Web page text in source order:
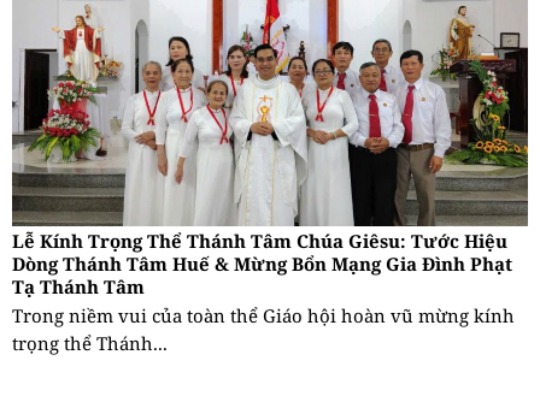
Lễ Kính Trọng Thể Thánh Tâm Chúa Giêsu: Tước Hiệu
Dòng Thánh Tâm Huế & Mừng Bổn Mạng Gia Đình Phạt
Tạ Thánh Tâm
Trong niềm vui của toàn thể Giáo hội hoàn vũ mừng kính
trọng thể Thánh...